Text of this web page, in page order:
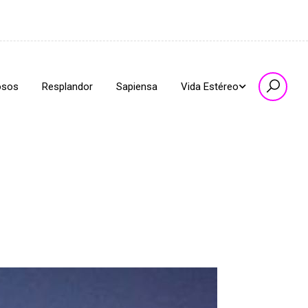
Resplandor Sapiensa Vida Estéreo